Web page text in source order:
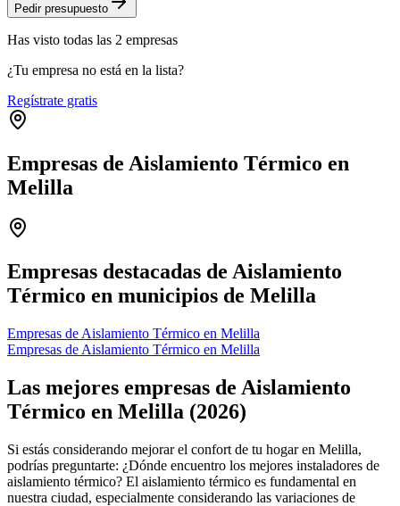
Pedir presupuesto
Has visto todas las 2 empresas
¿Tu empresa no está en la lista?
Regístrate gratis
Empresas de Aislamiento Térmico en
Melilla
−
Empresas destacadas de Aislamiento
Térmico en municipios de Melilla
Empresas de Aislamiento Térmico en Melilla
Empresas de Aislamiento Térmico en Melilla
Las mejores empresas de Aislamiento
Térmico en Melilla (2026)
Si estás considerando mejorar el confort de tu hogar en Melilla,
podrías preguntarte: ¿Dónde encuentro los mejores instaladores de
aislamiento térmico? El aislamiento térmico es fundamental en
nuestra ciudad, especialmente considerando las variaciones de